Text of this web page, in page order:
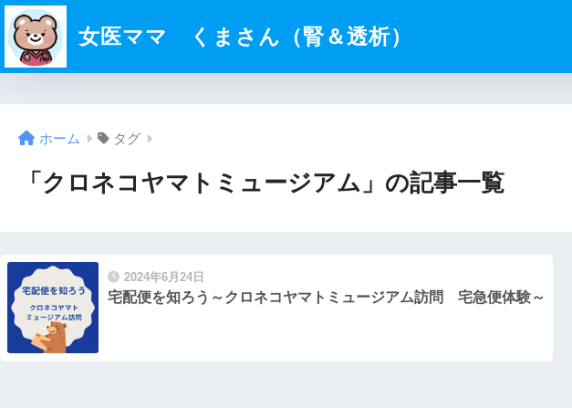
女医ママ くまさん（腎＆透析）
ホーム タグ
「クロネコヤマトミュージアム」の記事一覧
2024年6月24日
宅配便を知ろう～クロネコヤマトミュージアム訪問 宅急便体験～